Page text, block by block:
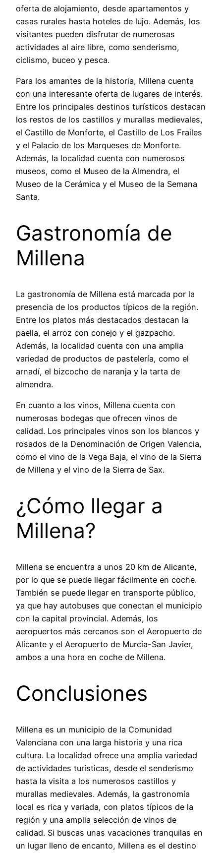
oferta de alojamiento, desde apartamentos y
casas rurales hasta hoteles de lujo. Además, los
visitantes pueden disfrutar de numerosas
actividades al aire libre, como senderismo,
ciclismo, buceo y pesca.
Para los amantes de la historia, Millena cuenta
con una interesante oferta de lugares de interés.
Entre los principales destinos turísticos destacan
los restos de los castillos y murallas medievales,
el Castillo de Monforte, el Castillo de Los Frailes
y el Palacio de los Marqueses de Monforte.
Además, la localidad cuenta con numerosos
museos, como el Museo de la Almendra, el
Museo de la Cerámica y el Museo de la Semana
Santa.
Gastronomía de
Millena
La gastronomía de Millena está marcada por la
presencia de los productos típicos de la región.
Entre los platos más destacados destacan la
paella, el arroz con conejo y el gazpacho.
Además, la localidad cuenta con una amplia
variedad de productos de pastelería, como el
arnadí, el bizcocho de naranja y la tarta de
almendra.
En cuanto a los vinos, Millena cuenta con
numerosas bodegas que ofrecen vinos de
calidad. Los principales vinos son los blancos y
rosados de la Denominación de Origen Valencia,
como el vino de la Vega Baja, el vino de la Sierra
de Millena y el vino de la Sierra de Sax.
¿Cómo llegar a
Millena?
Millena se encuentra a unos 20 km de Alicante,
por lo que se puede llegar fácilmente en coche.
También se puede llegar en transporte público,
ya que hay autobuses que conectan el municipio
con la capital provincial. Además, los
aeropuertos más cercanos son el Aeropuerto de
Alicante y el Aeropuerto de Murcia-San Javier,
ambos a una hora en coche de Millena.
Conclusiones
Millena es un municipio de la Comunidad
Valenciana con una larga historia y una rica
cultura. La localidad ofrece una amplia variedad
de actividades turísticas, desde el senderismo
hasta la visita a los numerosos castillos y
murallas medievales. Además, la gastronomía
local es rica y variada, con platos típicos de la
región y una amplia selección de vinos de
calidad. Si buscas unas vacaciones tranquilas en
un lugar lleno de encanto, Millena es el destino